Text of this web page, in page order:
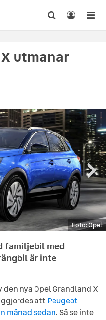
utmanar
Opel
Opel
Opel
Opel
Opel
Opel
familjebil med
är inte
nya Opel Grandland X
att Peugeot
månad sedan. Så se inte